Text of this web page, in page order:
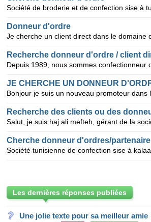
Donneur d'ordre
Cherche donneur d'ordres/partenaire
Les dernières réponses publiées
Une jolie texte pour sa meilleur amie